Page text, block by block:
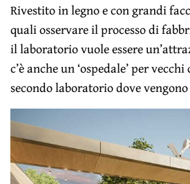
Rivestito in legno e con grandi
quali osservare il processo di
il laboratorio vuole essere
c’è anche un ‘ospedale’ per
secondo laboratorio dove